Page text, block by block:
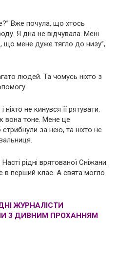
Вже почула, що хтось
Я дна не відчувала. Мені
що мене дуже тягло до низу”,
людей. Та чомусь ніхто з
ніхто не кинувся її рятувати.
вона тоне. Мене це
за нею, та ніхто не
рідні врятованої Сніжани.
в перший клас. А свята могло
ЖУРНАЛІСТИ
З ДИВНИМ ПРОХАННЯМ